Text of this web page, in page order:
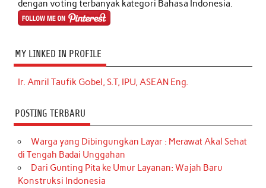
dengan voting terbanyak kategori Bahasa Indonesia.
MY LINKED IN PROFILE
Ir. Amril Taufik Gobel, S.T, IPU, ASEAN Eng.
POSTING TERBARU
Warga yang Dibingungkan Layar : Merawat Akal Sehat
di Tengah Badai Unggahan
Dari Gunting Pita ke Umur Layanan: Wajah Baru
Konstruksi Indonesia